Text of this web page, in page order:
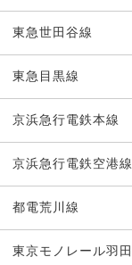
東急世田谷線
東急目黒線
京浜急行電鉄本線
京浜急行電鉄空港線
都電荒川線
東京モノレール羽田